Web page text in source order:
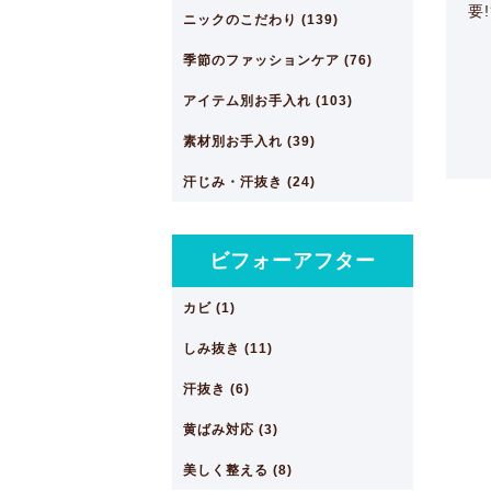
要
ニックのこだわり (139)
季節のファッションケア (76)
アイテム別お手入れ (103)
素材別お手入れ (39)
汗じみ・汗抜き (24)
ビフォーアフター
カビ (1)
しみ抜き (11)
汗抜き (6)
黄ばみ対応 (3)
美しく整える (8)